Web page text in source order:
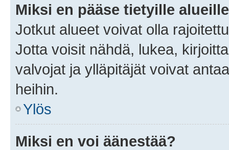
Miksi en pääse tietyille
Jotkut alueet voivat olla
Jotta voisit nähdä, lukea,
valvojat ja ylläpitäjät voivat
heihin.
Ylös
Miksi en voi äänestää?